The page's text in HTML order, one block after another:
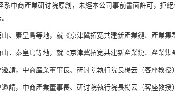
中商產業研讨院原創，未經本公司事前書面許可，拒絕
秦皇島等地，就《京津冀拓宽共建新產業鏈、產業集
秦皇島等地，就《京津冀拓宽共建新產業鏈、產業集
，中商產業董事長、研讨院執行院長楊云（客座教授
，中商產業董事長、研讨院執行院長楊云（客座教授